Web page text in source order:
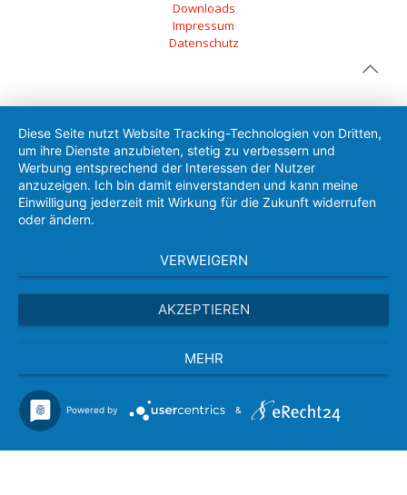
Downloads
Impressum
Datenschutz
Diese Seite nutzt Website Tracking-Technologien von Dritten,
um ihre Dienste anzubieten, stetig zu verbessern und
Werbung entsprechend der Interessen der Nutzer
anzuzeigen. Ich bin damit einverstanden und kann meine
Einwilligung jederzeit mit Wirkung für die Zukunft widerrufen
oder ändern.
VERWEIGERN
AKZEPTIEREN
MEHR
Powered by &